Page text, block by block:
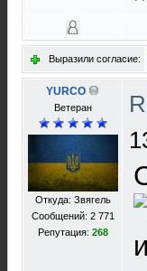
Выразили согласие:
YURCO
Ветеран
Откуда: Звягель
Сообщений: 2 771
Репутация: 268